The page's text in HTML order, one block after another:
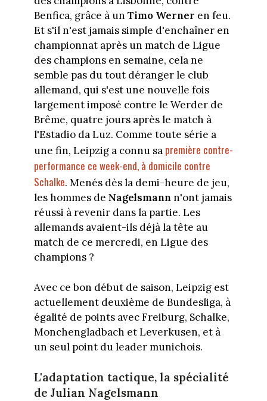
Benfica, grâce à un Timo Werner en feu.
Et s'il n'est jamais simple d'enchaîner en
championnat après un match de Ligue
des champions en semaine, cela ne
semble pas du tout déranger le club
allemand, qui s'est une nouvelle fois
largement imposé contre le Werder de
Brême, quatre jours après le match à
l'Estadio da Luz. Comme toute série a
une fin, Leipzig a connu sa première contre-
performance ce week-end, à domicile contre
Schalke. Menés dès la demi-heure de jeu,
les hommes de Nagelsmannn'ont jamais
réussi à revenir dans la partie. Les
allemands avaient-ils déjà la tête au
match de ce mercredi, en Ligue des
champions ?
Avec ce bon début de saison, Leipzig est
actuellement deuxième de Bundesliga, à
égalité de points avec Freiburg, Schalke,
Monchengladbach et Leverkusen, et à
un seul point du leader munichois.
L'adaptation tactique, la spécialité
de Julian Nagelsmann